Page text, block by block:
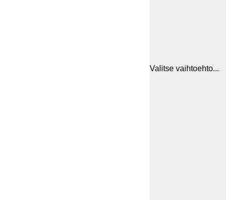
Valitse vaihtoehto...